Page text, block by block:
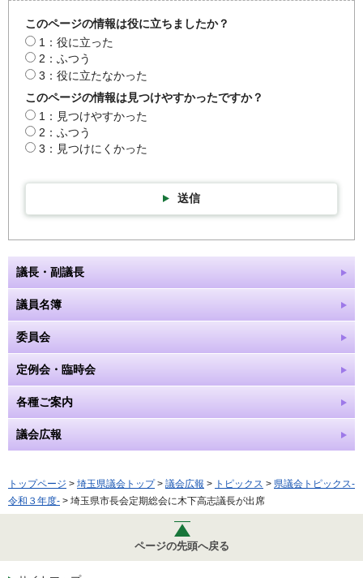
このページの情報は役に立ちましたか？
1：役に立った
2：ふつう
3：役に立たなかった
このページの情報は見つけやすかったですか？
1：見つけやすかった
2：ふつう
3：見つけにくかった
送信
議長・副議長
議員名簿
委員会
定例会・臨時会
各種ご案内
議会広報
トップページ > 埼玉県議会トップ> 議会広報 > トピックス > 県議会トピックス-
令和３年度- > 埼玉県市長会定期総会に木下高志議長が出席
ページの先頭へ戻る